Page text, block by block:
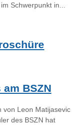
Schwerpunkt in...
BSZN
von Leon Matijasevic
des BSZN hat